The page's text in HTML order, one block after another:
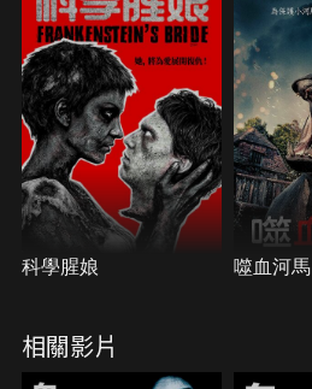
科學腥娘 噬血河馬
相關影片